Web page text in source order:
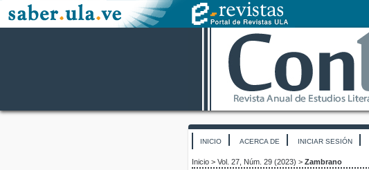
INICIO ACERCA DE INICIAR SESIÓN
Inicio > Vol. 27, Núm. 29 (2023) > Zambrano